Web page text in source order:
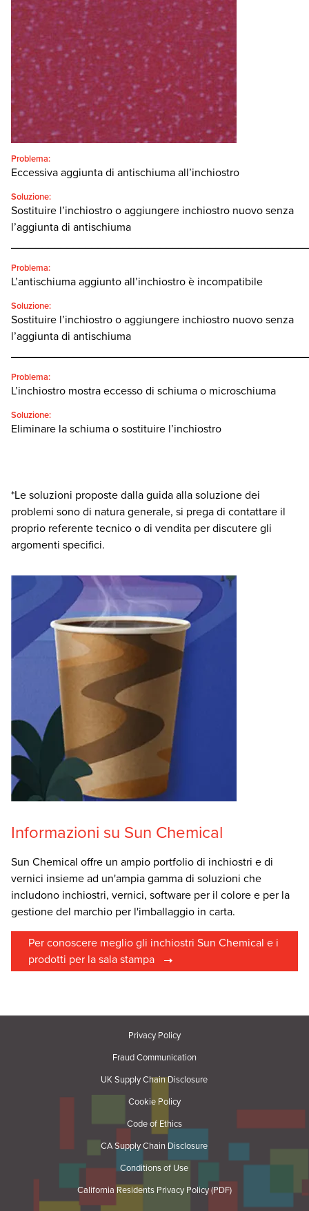
Italiano
SEARCH
Problema:
Eccessiva aggiunta di antischiuma all’inchiostro
Soluzione:
Sostituire l’inchiostro o aggiungere inchiostro nuovo senza
l’aggiunta di antischiuma
Problema:
L’antischiuma aggiunto all’inchiostro è incompatibile
Soluzione:
Sostituire l’inchiostro o aggiungere inchiostro nuovo senza
l’aggiunta di antischiuma
Problema:
L’inchiostro mostra eccesso di schiuma o microschiuma
Soluzione:
Eliminare la schiuma o sostituire l’inchiostro
*Le soluzioni proposte dalla guida alla soluzione dei
problemi sono di natura generale, si prega di contattare il
proprio referente tecnico o di vendita per discutere gli
argomenti specifici.
Informazioni su Sun Chemical
Sun Chemical offre un ampio portfolio di inchiostri e di
vernici insieme ad un'ampia gamma di soluzioni che
includono inchiostri, vernici, software per il colore e per la
gestione del marchio per l'imballaggio in carta.
Per conoscere meglio gli inchiostri Sun Chemical e i
prodotti per la sala stampa
Privacy Policy
Fraud Communication
UK Supply Chain Disclosure
Cookie Policy
Code of Ethics
CA Supply Chain Disclosure
Conditions of Use
California Residents Privacy Policy (PDF)